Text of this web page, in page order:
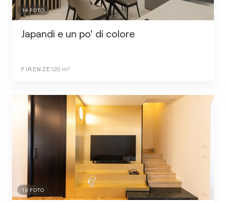
14 FOTO
Japandi e un po' di colore
FIRENZE 120 m²
19 FOTO